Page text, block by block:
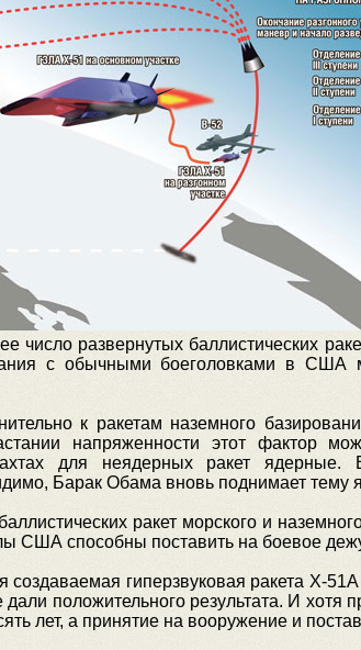
число развернутых баллистических
с обычными боеголовками в США
к ракетам наземного
напряженности этот фактор
для неядерных ракет ядерные.
Барак Обама вновь поднимает тему
ракет морского и
США способны поставить на боевое
гиперзвуковая ракета Х-
положительного результата. И хотя
лет, а принятие на вооружение и